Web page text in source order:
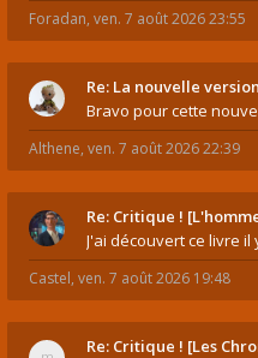
Foradan, ven. 7 août 2026 23:55
Re: La nouvelle
Bravo pour cette
Althene, ven. 7 août 2026 22:39
Re: Critique !
J'ai découvert ce livre
Castel, ven. 7 août 2026 19:48
Re: Critique ! [Les